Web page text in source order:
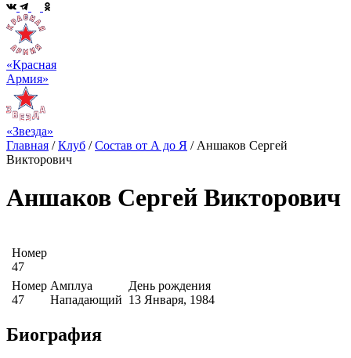
«Красная
Армия»
«Звезда»
Главная /Клуб /Состав от А до Я / Аншаков Сергей
Викторович
Аншаков Сергей Викторович
Номер
47
Номер
47
Амплуа
Нападающий
День рождения
13 Января, 1984
Биография